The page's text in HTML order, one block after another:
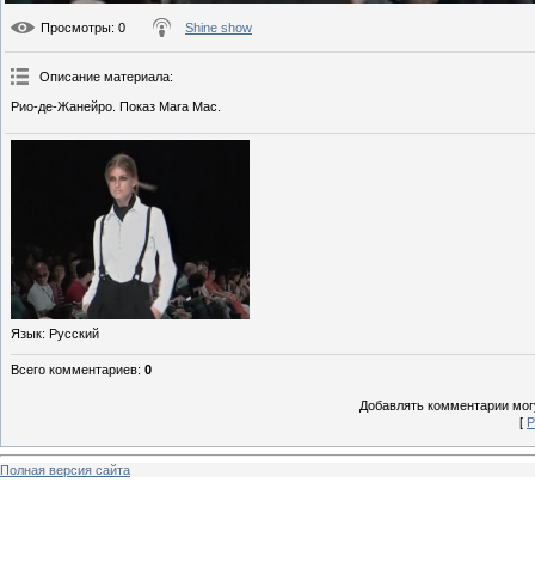
Просмотры: 0 Shine show
Описание материала:
Рио-де-Жанейро. Показ Mara Mac.
Язык: Русский
Всего комментариев: 0
Добавлять комментарии
[
Полная версия сайта